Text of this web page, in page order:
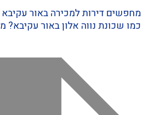
מחפשים דירות למכירה באור עקיבא
כמו שכונת נווה אלון באור עקיבא?